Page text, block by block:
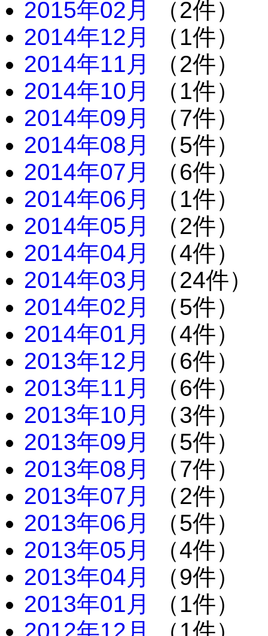
2015年02月
（2件）
2014年12月
（1件）
2014年11月
（2件）
2014年10月
（1件）
2014年09月
（7件）
2014年08月
（5件）
2014年07月
（6件）
2014年06月
（1件）
2014年05月
（2件）
2014年04月
（4件）
2014年03月
（24件）
2014年02月
（5件）
2014年01月
（4件）
2013年12月
（6件）
2013年11月
（6件）
2013年10月
（3件）
2013年09月
（5件）
2013年08月
（7件）
2013年07月
（2件）
2013年06月
（5件）
2013年05月
（4件）
2013年04月
（9件）
2013年01月
（1件）
2012年12月
（1件）